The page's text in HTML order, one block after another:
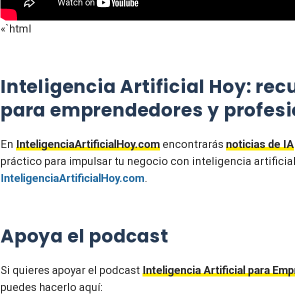
«`html
Inteligencia Artificial Hoy:
para emprendedores y
En InteligenciaArtificialHoy.com encontrarás noticias de IA
práctico para impulsar tu negocio con inteligencia
InteligenciaArtificialHoy.com.
Apoya el podcast
Si quieres apoyar el podcast Inteligencia Artificial para
puedes hacerlo aquí: